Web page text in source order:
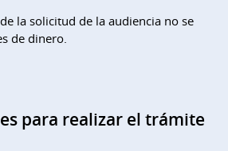
la solicitud de la audiencia no se
de dinero.
para realizar el trámite